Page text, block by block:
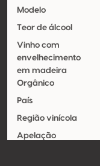
Modelo
Teor de álcool
Vinho com
envelhecimento
em madeira
Orgânico
País
Região vinícola
Apelação